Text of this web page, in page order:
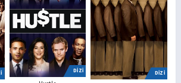
DİZİ DİZİ